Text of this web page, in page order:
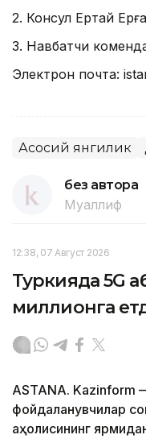
2. Консул Ертай
3. Навбатчи
Электрон почта:
Асосий янгилик
без автора
Муаллиф
12:38, 07 Август 2026
Туркияда 5G
миллионга
ASTANA. Kazinform
фойдаланувчилар
аҳолисининг